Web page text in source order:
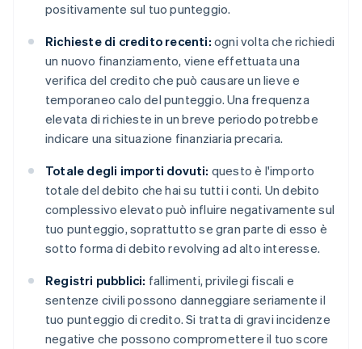
positivamente sul tuo punteggio.
Richieste di credito recenti: ogni volta che richiedi
un nuovo finanziamento, viene effettuata una
verifica del credito che può causare un lieve e
temporaneo calo del punteggio. Una frequenza
elevata di richieste in un breve periodo potrebbe
indicare una situazione finanziaria precaria.
Totale degli importi dovuti: questo è l'importo
totale del debito che hai su tutti i conti. Un debito
complessivo elevato può influire negativamente sul
tuo punteggio, soprattutto se gran parte di esso è
sotto forma di debito revolving ad alto interesse.
Registri pubblici: fallimenti, privilegi fiscali e
sentenze civili possono danneggiare seriamente il
tuo punteggio di credito. Si tratta di gravi incidenze
negative che possono compromettere il tuo score